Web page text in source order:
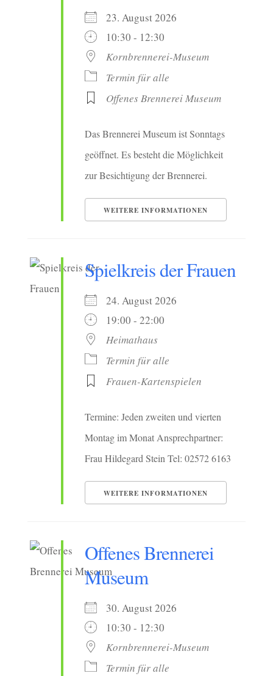
23. August 2026
10:30 - 12:30
Kornbrennerei-Museum
Termin für alle
Offenes Brennerei Museum
Das Brennerei Museum ist Sonntags
geöffnet. Es besteht die Möglichkeit
zur Besichtigung der Brennerei.
WEITERE INFORMATIONEN
Spielkreis der Frauen
24. August 2026
19:00 - 22:00
Heimathaus
Termin für alle
Frauen-Kartenspielen
Termine: Jeden zweiten und vierten
Montag im Monat Ansprechpartner:
Frau Hildegard Stein Tel: 02572 6163
WEITERE INFORMATIONEN
Offenes Brennerei
Museum
30. August 2026
10:30 - 12:30
Kornbrennerei-Museum
Termin für alle